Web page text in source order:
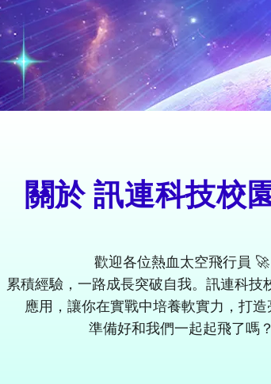
關於訊連科技校
歡迎各位熱血太空飛行員 🚀
積經驗，一路成長突破自我。訊連科
應用，讓你在實戰中培養軟實力，打造
準備好和我們一起起飛了嗎？